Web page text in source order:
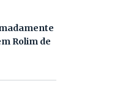
Rolim de